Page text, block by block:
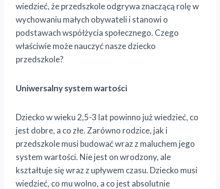
wiedzieć, że przedszkole odgrywa znaczącą rolę w
wychowaniu małych obywateli i stanowi o
podstawach współżycia społecznego. Czego
właściwie może nauczyć nasze dziecko
przedszkole?
Uniwersalny system wartości
Dziecko w wieku 2,5-3 lat powinno już wiedzieć, co
jest dobre, a co złe. Zarówno rodzice, jak i
przedszkole musi budować wraz z maluchem jego
system wartości. Nie jest on wrodzony, ale
kształtuje się wraz z upływem czasu. Dziecko musi
wiedzieć, co mu wolno, a co jest absolutnie